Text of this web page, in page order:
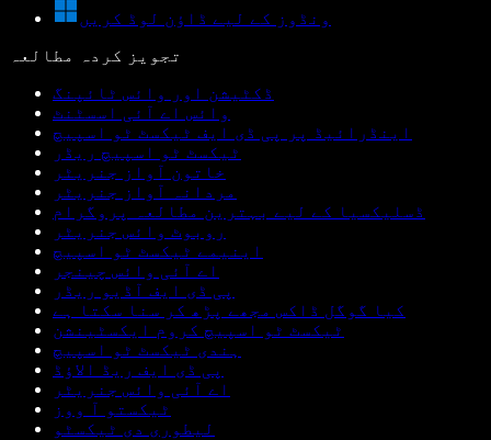
ونڈوز کے لیے ڈاؤن لوڈ کریں
تجویز کردہ مطالعہ
ڈکٹیشن اور وائس ٹائپنگ
وائس اے آئی اسسٹنٹ
اینڈرائیڈ پر پی ڈی ایف ٹیکسٹ ٹو اسپیچ
ٹیکسٹ ٹو اسپیچ ریڈر
خاتون آواز جنریٹر
مردانہ آواز جنریٹر
ڈسلیکسیا کے لیے بہترین مطالعہ پروگرام
روبوٹ وائس جنریٹر
اینیمے ٹیکسٹ ٹو اسپیچ
اے آئی وائس چینجر
پی ڈی ایف آڈیو ریڈر
کیا گوگل ڈاکس مجھے پڑھ کر سنا سکتا ہے
ٹیکسٹ ٹو اسپیچ کروم ایکسٹینشن
ہندی ٹیکسٹ ٹو اسپیچ
پی ڈی ایف ریڈ الاؤڈ
اے آئی وائس جنریٹر
ٹیکستو آ ووز
لیطوری دی ٹیکسٹو